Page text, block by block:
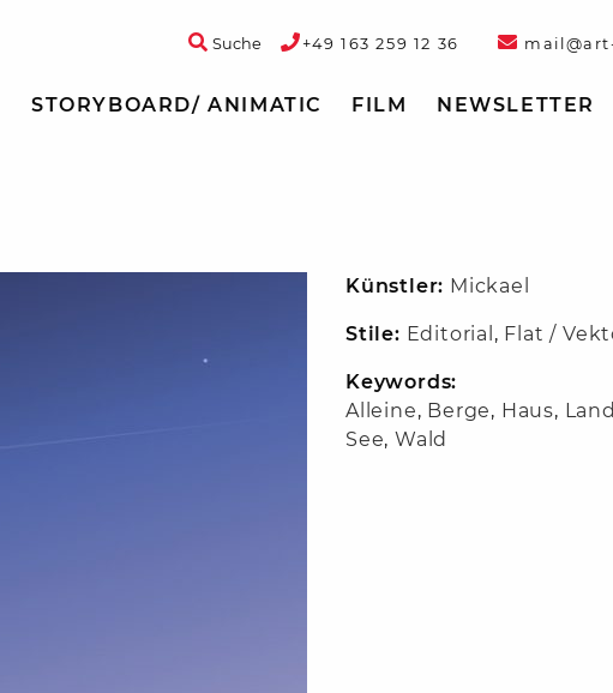
+49 163 259 12 36
Suche
STORYBOARD/ ANIMATIC FILM NEWSLETTER
Künstler: Mickael
Stile: Editorial , Flat /
Keywords:
Alleine, Berge, Haus,
See,Wald